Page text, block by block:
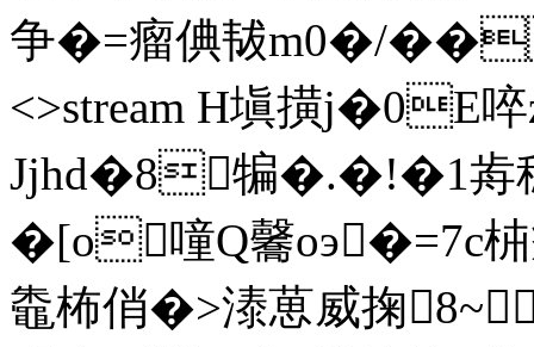
争�= 瘤倎韨m0�/
<>stream H塡撗j�0E
Jjhd�8犏�.�!�1歬
�[o噇Q毊oэ�=7c
鼄柨俏�>溙葸威掬